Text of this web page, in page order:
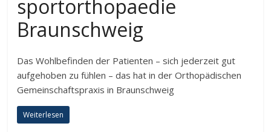
sportorthopaedie
Braunschweig
Das Wohlbefinden der Patienten – sich jederzeit gut
aufgehoben zu fühlen – das hat in der Orthopädischen
Gemeinschaftspraxis in Braunschweig
Weiterlesen